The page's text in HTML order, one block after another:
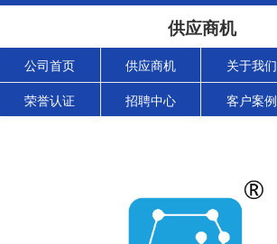
供应商机
公司首页 供应商机 关于我们
荣誉认证 招聘中心 客户案例